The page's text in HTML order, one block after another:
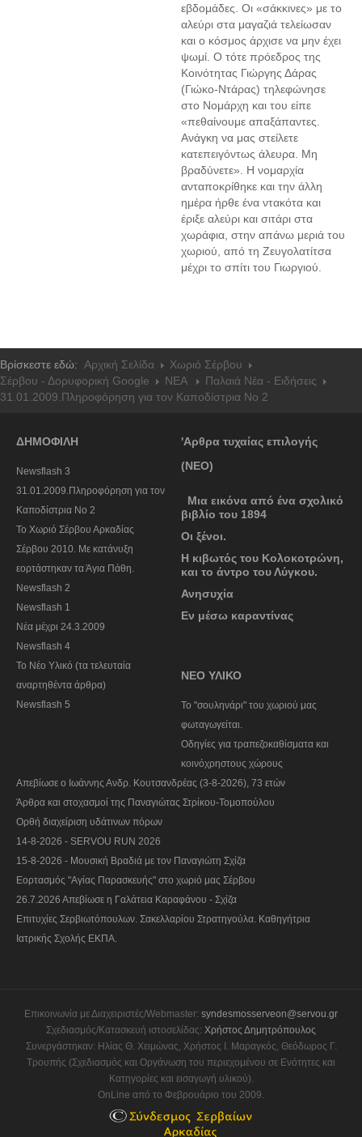
εβδομάδες. Οι «σάκκινες» με το
αλεύρι στα μαγαζιά τελείωσαν
και ο κόσμος άρχισε να μην έχει
ψωμί. Ο τότε πρόεδρος της
Κοινότητας Γιώργης Δάρας
(Γιώκο-Ντάρας) τηλεφώνησε
στο Νομάρχη και του είπε
«πεθαίνουμε απαξάπαντες.
Ανάγκη να μας στείλετε
κατεπειγόντως άλευρα. Μη
βραδύνετε». Η νομαρχία
ανταποκρίθηκε και την άλλη
ημέρα ήρθε ένα ντακότα και
έριξε αλεύρι και σιτάρι στα
χωράφια, στην απάνω μεριά του
χωριού, από τη Ζευγολατίτσα
μέχρι το σπίτι του Γιωργιού.
Βρίσκεστε εδώ: Αρχική Σελίδα
Χωριό Σέρβου
Σέρβου - Δορυφορική Google
NEA
Παλαιά Νέα - Ειδήσεις
31.01.2009.Πληροφόρηση για τον Καποδίστρια Νο 2
ΔΗΜΟΦΙΛΗ
Newsflash 3
31.01.2009.Πληροφόρηση για τον
Καποδίστρια Νο 2
To Χωριό Σέρβου Αρκαδίας
Σέρβου 2010. Με κατάνυξη
εορτάστηκαν τα Άγια Πάθη.
Newsflash 2
Newsflash 1
Nέα μέχρι 24.3.2009
Newsflash 4
Το Νέο Υλικό (τα τελευταία
αναρτηθέντα άρθρα)
Newsflash 5
'Αρθρα τυχαίας επιλογής
(ΝΕΟ)
Μια εικόνα από ένα σχολικό
βιβλίο του 1894
Οι ξένοι.
Η κιβωτός του Κολοκοτρώνη,
και το άντρο του Λύγκου.
Ανησυχία
Εν μέσω καραντίνας
ΝΕΟ ΥΛΙΚΟ
To "σουληνάρι" του χωριού μας
φωταγωγείται.
Οδηγίες για τραπεζοκαθίσματα και
κοινόχρηστους χώρους
Απεβίωσε ο Ιωάννης Ανδρ. Κουτσανδρέας (3-8-2026), 73 ετών
Άρθρα και στοχασμοί της Παναγιώτας Στρίκου-Τομοπούλου
Ορθή διαχείριση υδάτινων πόρων
14-8-2026 - SERVOU RUN 2026
15-8-2026 - Μουσική Βραδιά με τον Παναγιώτη Σχίζα
Εορτασμός "Αγίας Παρασκευής" στο χωριό μας Σέρβου
26.7.2026 Απεβίωσε η Γαλάτεια Καραφάνου - Σχίζα
Επιτυχίες Σερβιωτόπουλων. Σακελλαρίου Στρατηγούλα. Καθηγήτρια
Ιατρικής Σχολής ΕΚΠΑ.
Επικοινωνία με Διαχειριστές/Webmaster: syndesmosserveon@servou.gr
Σχεδιασμός/Κατασκευή ιστοσελίδας: Χρήστος Δημητρόπουλος
Συνεργάστηκαν: Ηλίας Θ. Χειμώνας, Χρήστος Ι. Μαραγκός, Θεόδωρος Γ.
Τρουπής (Σχεδιασμός και Οργάνωση του περιεχομένου σε Ενότητες και
Κατηγορίες και εισαγωγή υλικού).
OnLine από το Φεβρουάριο του 2009.